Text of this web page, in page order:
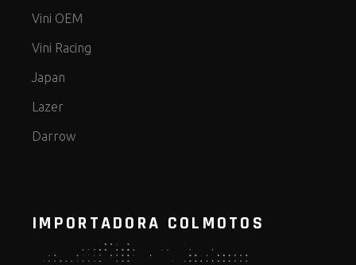
Vini OEM
Vini Racing
Japan
Lazer
Darrow
IMPORTADORA COLMOTOS